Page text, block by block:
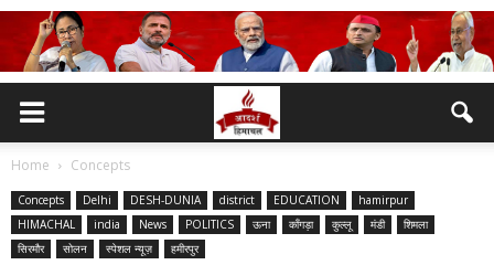
Home Concepts
Concepts Delhi DESH-DUNIA district EDUCATION
hamirpur
HIMACHAL
india News POLITICS ऊना काँगड़ा कुल्लू मंडी
शिमला
सिरमौर
सोलन स्पेशल न्यूज़ हमीरपुर